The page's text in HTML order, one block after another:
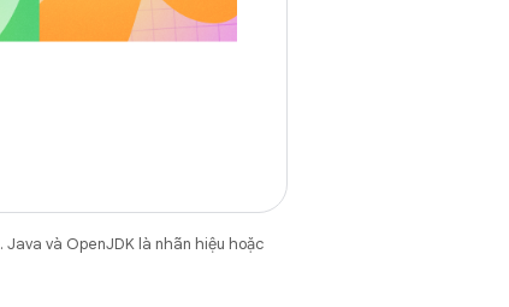
. Java và OpenJDK là nhãn hiệu hoặc